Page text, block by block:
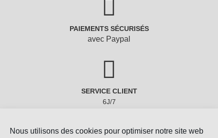
Nous utilisons des cookies pour optimiser notre site web
PAIEMENTS SÉCURISÉS
avec Paypal
SERVICE CLIENT
6J/7